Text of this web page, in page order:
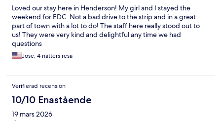
Loved our stay here in Henderson! My girl and I stayed the
weekend for EDC. Not a bad drive to the strip and in a great
part of town with a lot to do! The staff here really stood out to
us! They were very kind and delightful any time we had
questions
Jose, 4 nätters resa
Verifierad recension
10/10 Enastående
19 mars 2026